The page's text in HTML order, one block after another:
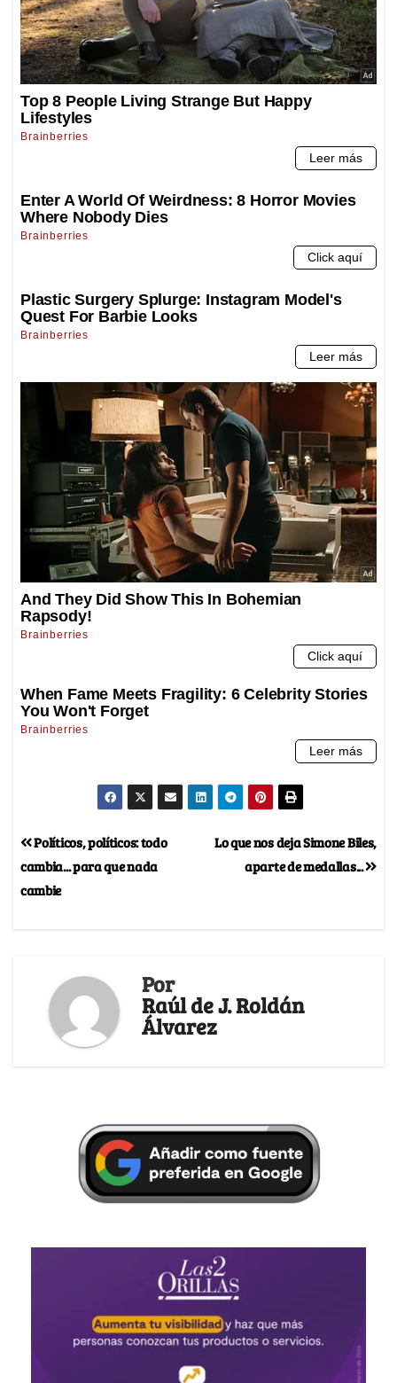
Lo que nos deja Simone Biles,
aparte de medallas...
Políticos, políticos: todo
cambia... para que nada
cambie
Por
Raúl de J. Roldán
Álvarez